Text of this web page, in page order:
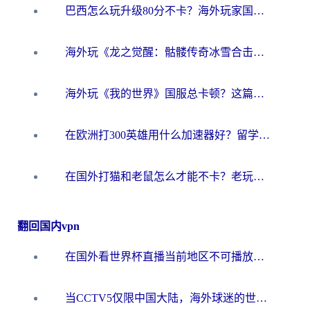
巴西怎么玩升级80分不卡？海外玩家国服游戏加速器终极指南（附避坑技巧）
海外玩《龙之觉醒：骷髅传奇冰雪合击》延迟高？这篇指南帮你解决卡顿烦恼！
海外玩《我的世界》国服总卡顿？这篇我的世界游戏加速器指南帮你解决所有问题
在欧洲打300英雄用什么加速器好？留学生亲测有效的解决方案来了
在国外打猫和老鼠怎么才能不卡？老玩家亲测的终极加速指南
翻回国内vpn
在国外看世界杯直播当前地区不可播放？海外党必看的回国加速全攻略
当CCTV5仅限中国大陆，海外球迷的世界杯狂欢如何继续？